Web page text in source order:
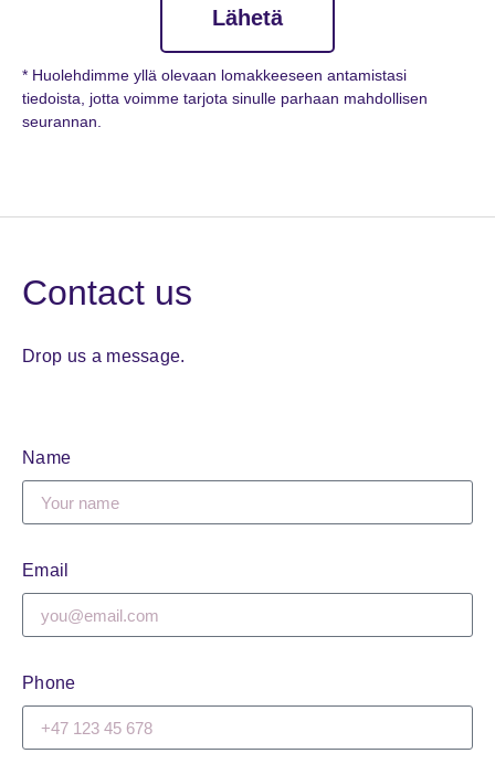
Lähetä
* Huolehdimme yllä olevaan lomakkeeseen antamistasi
tiedoista, jotta voimme tarjota sinulle parhaan mahdollisen
seurannan.
Contact us
Drop us a message.
Name
Email
Phone